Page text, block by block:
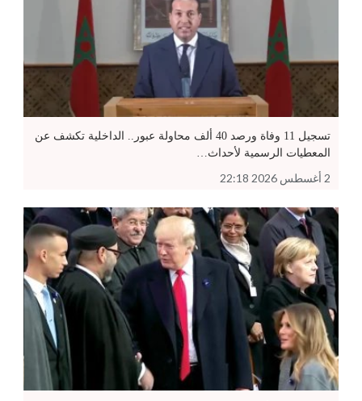
تسجيل 11 وفاة ورصد 40 ألف محاولة عبور.. الداخلية تكشف عن
المعطيات الرسمية لأحداث…
2 أغسطس 2026 22:18